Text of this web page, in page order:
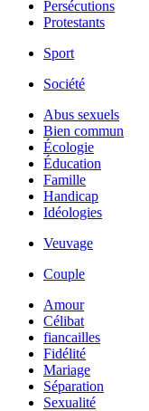
Persécutions
Protestants
Sport
Société
Abus sexuels
Bien commun
Écologie
Éducation
Famille
Handicap
Idéologies
Veuvage
Couple
Amour
Célibat
fiancailles
Fidélité
Mariage
Séparation
Sexualité